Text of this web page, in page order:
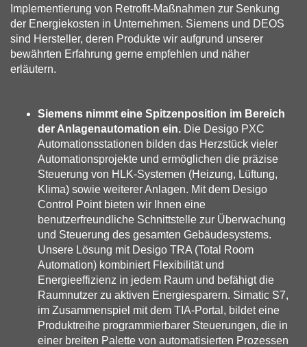
Implementierung von Retrofit-Maßnahmen zur Senkung
der Energiekosten in Unternehmen. Siemens und DEOS
sind Hersteller, deren Produkte wir aufgrund unserer
bewährten Erfahrung gerne empfehlen und näher
erläutern.
Siemens nimmt eine Spitzenposition im Bereich
der Anlagenautomation ein. Die Desigo PXC
Automationsstationen bilden das Herzstück vieler
Automationsprojekte und ermöglichen die präzise
Steuerung von HLK-Systemen (Heizung, Lüftung,
Klima) sowie weiterer Anlagen. Mit dem Desigo
Control Point bieten wir Ihnen eine
benutzerfreundliche Schnittstelle zur Überwachung
und Steuerung des gesamten Gebäudesystems.
Unsere Lösung mit Desigo TRA (Total Room
Automation) kombiniert Flexibilität und
Energieeffizienz in jedem Raum und befähigt die
Raumnutzer zu aktiven Energiesparern. Simatic S7,
im Zusammenspiel mit dem TIA-Portal, bildet eine
Produktreihe programmierbarer Steuerungen, die in
einer breiten Palette von automatisierten Prozessen